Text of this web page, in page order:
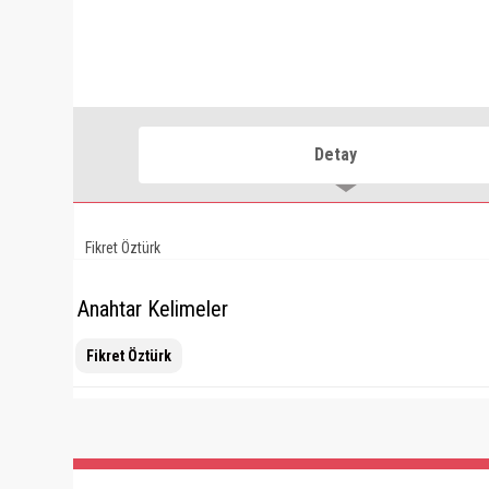
Detay
Fikret Öztürk
Anahtar Kelimeler
Fikret Öztürk